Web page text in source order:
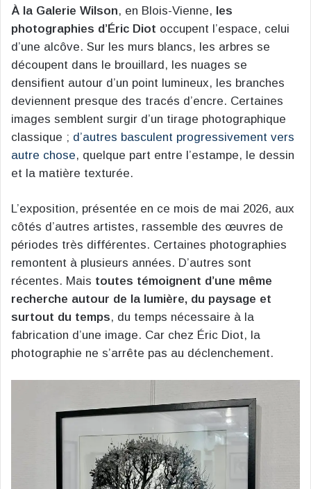
À la Galerie Wilson, en Blois-Vienne, les
photographies d’Éric Diot occupent l’espace, celui
d’une alcôve. Sur les murs blancs, les arbres se
découpent dans le brouillard, les nuages se
densifient autour d’un point lumineux, les branches
deviennent presque des tracés d’encre. Certaines
images semblent surgir d’un tirage photographique
classique ; d’autres basculent progressivement vers
autre chose, quelque part entre l’estampe, le dessin
et la matière texturée.
L’exposition, présentée en ce mois de mai 2026, aux
côtés d’autres artistes, rassemble des œuvres de
périodes très différentes. Certaines photographies
remontent à plusieurs années. D’autres sont
récentes. Mais toutes témoignent d’une même
recherche autour de la lumière, du paysage et
surtout du temps, du temps nécessaire à la
fabrication d’une image. Car chez Éric Diot, la
photographie ne s’arrête pas au déclenchement.